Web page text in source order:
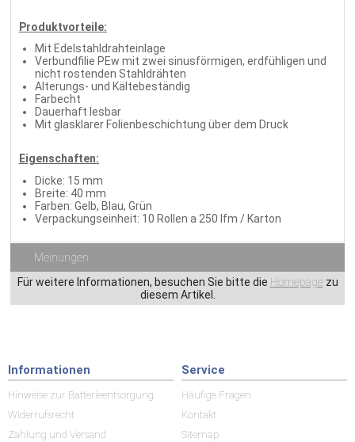
Produktvorteile:
Mit Edelstahldrahteinlage
Verbundfilie PEw mit zwei sinusförmigen, erdfühligen und
nicht rostenden Stahldrähten
Alterungs- und Kältebeständig
Farbecht
Dauerhaft lesbar
Mit glasklarer Folienbeschichtung über dem Druck
Eigenschaften:
Dicke: 15 mm
Breite: 40 mm
Farben: Gelb, Blau, Grün
Verpackungseinheit: 10 Rollen a 250 lfm / Karton
Meinungen
Für weitere Informationen, besuchen Sie bitte die Homepagezu
diesem Artikel.
Informationen
Hinweise zur Batterieentsorgung
Widerrufsrecht
Zahlung und Versand
Service
Häufige Fragen
Kontakt
Sitemap